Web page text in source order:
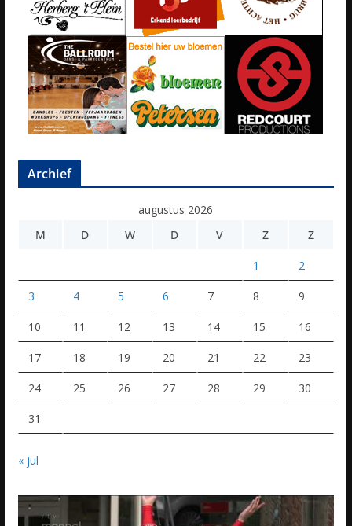
Archief
augustus 2026
M
D W D V Z Z
1 2
3 4 5 6 7 8 9
10 11 12 13 14 15 16
17 18 19 20 21 22 23
24 25 26 27 28 29 30
31
« jul